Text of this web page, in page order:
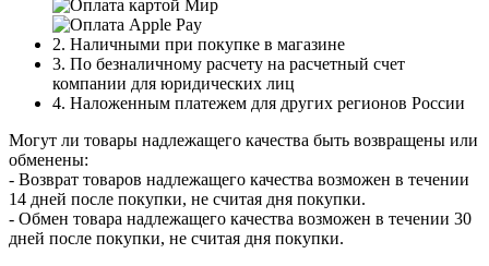
2. Наличными при покупке в магазине
3. По безналичному расчету на расчетный счет
компании для юридических лиц
4. Наложенным платежем для других регионов России
Могут ли товары надлежащего качества быть возвращены или
обменены:
- Возврат товаров надлежащего качества возможен в течении
14 дней после покупки, не считая дня покупки.
- Обмен товара надлежащего качества возможен в течении 30
дней после покупки, не считая дня покупки.